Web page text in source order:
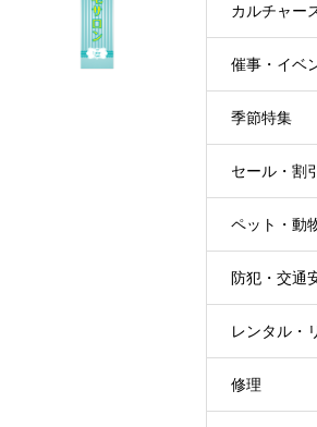
カルチャー
催事・イベ
季節特集
セール・割
ペット・動
防犯・交通
レンタル・
修理